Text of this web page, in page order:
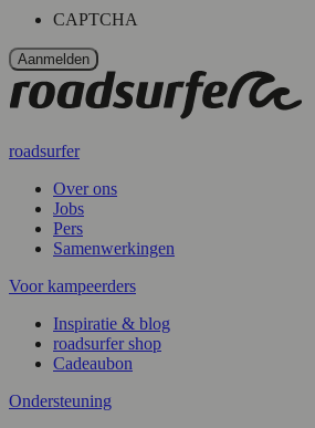
CAPTCHA
roadsurfer
Over ons
Jobs
Pers
Samenwerkingen
Voor kampeerders
Inspiratie & blog
roadsurfer shop
Cadeaubon
Ondersteuning